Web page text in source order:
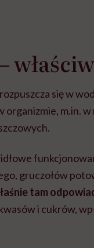
się w
organizmie, m.in.
gruczołów
tam
i cukrów,